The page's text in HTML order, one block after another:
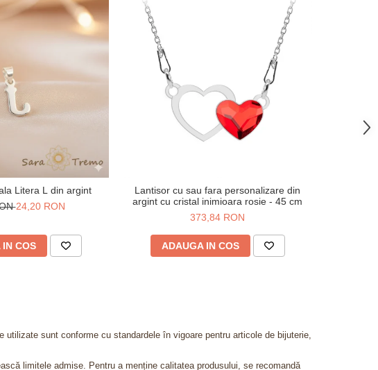
Litera L din argint
24,20 RON
IN COS
Lantisor cu sau fara personalizare din
argint cu cristal inimioara rosie - 45 cm
373,84 RON
ADAUGA IN COS
sunt conforme cu standardele în vigoare pentru articole de bijuterie,
limitele admise. Pentru a menține calitatea produsului, se recomandă